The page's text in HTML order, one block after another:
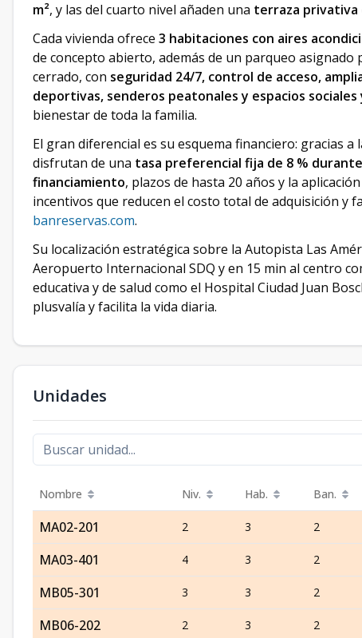
m², y las del cuarto nivel añaden una terraza privativa
Cada vivienda ofrece 3 habitaciones con aires
de concepto abierto, además de un parqueo
cerrado, con seguridad 24/7, control de acceso,
deportivas, senderos peatonales y espacios
bienestar de toda la familia.
El gran diferencial es su esquema financiero: gracias a
disfrutan de una tasa preferencial fija de 8 %
financiamiento, plazos de hasta 20 años y la
incentivos que reducen el costo total de adquisición y
banreservas.com.
Su localización estratégica sobre la Autopista Las
Aeropuerto Internacional SDQ y en 15 min al centro
educativa y de salud como el Hospital Ciudad Juan
plusvalía y facilita la vida diaria.
Unidades
Nombre Niv. Hab. Ban.
MA02-201 2 3 2
MA03-401 4 3 2
MB05-301 3 3 2
MB06-202 2 3 2